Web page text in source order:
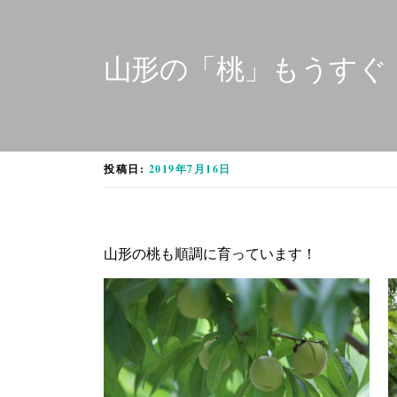
山形の「桃」もうすぐ
投稿日: 2019年7月16日
山形の桃も順調に育っています！